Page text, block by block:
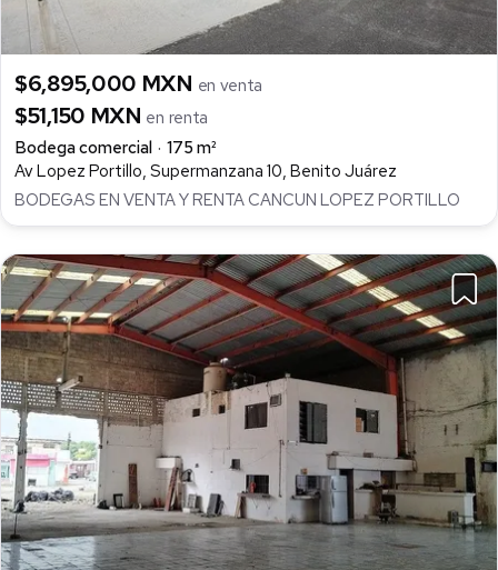
$6,895,000 MXN en venta
$51,150 MXN en renta
Bodega comercial
175 m²
Av Lopez Portillo, Supermanzana 10, Benito Juárez
BODEGAS EN VENTA Y RENTA CANCUN LOPEZ PORTILLO